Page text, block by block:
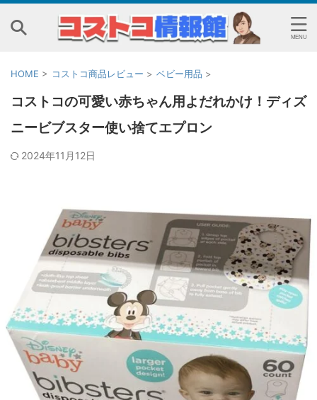
HOME > コストコ商品レビュー > ベビー用品 >
コストコの可愛い赤ちゃん用よだれかけ！ディズ
ニービブスター使い捨てエプロン
2024年11月12日